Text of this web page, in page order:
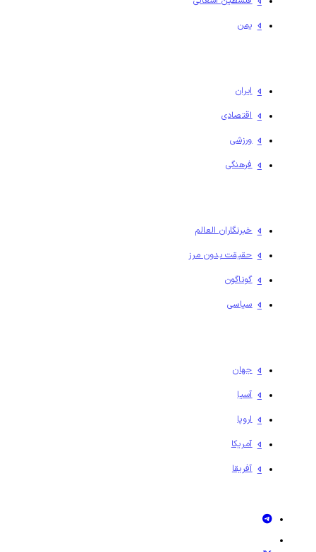
یمن
ایران
اقتصادی
ورزشی
فرهنگی
خبرنگاران العالم
حقیقت بدون مرز
گوناگون
سیاسی
جهان
آسیا
اروپا
آمریکا
آفریقا